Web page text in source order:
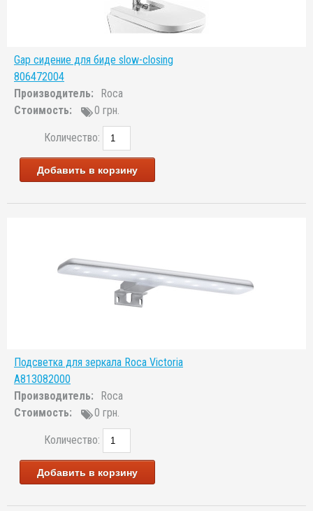
Gap сидение для биде slow-closing
806472004
Производитель:
Roca
Стоимость:
0 грн.
Количество:
Добавить в корзину
Подсветка для зеркала Roca Victoria
A813082000
Производитель:
Roca
Стоимость:
0 грн.
Количество:
Добавить в корзину